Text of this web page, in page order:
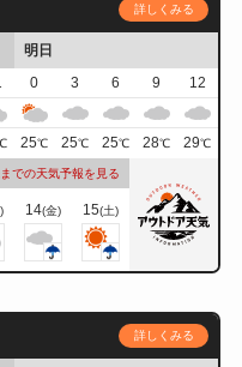
詳しくみる
明日
0 3 6 9
12
25℃ 25℃ 25℃ 28℃ 29℃
での天気予報を見る
14(金) 15(土)
詳しくみる